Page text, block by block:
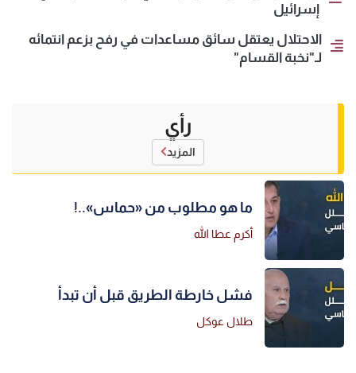
إسرائيل
الاحتلال يعتقل سائق مساعدات في رفح بزعم انتمائه
لـ"نخبة القسام"
رأي
المزيد
ما هو مطلوب من «حماس»..!
أكرم عطا الله
فشل خارطة الطريق قبل أن تبدأ
طلال عوكل